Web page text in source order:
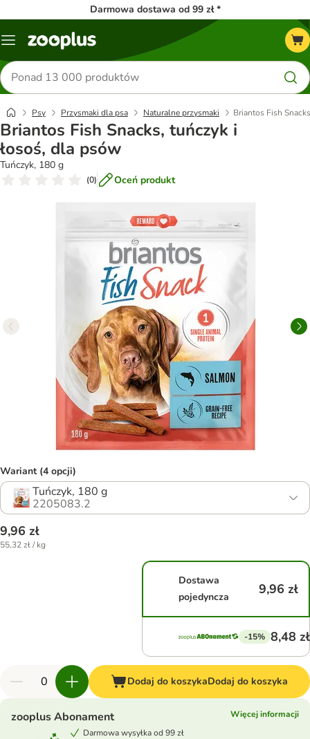
Darmowa dostawa od 99 zł *
Menu
Szukaj
produktów
Psy Przysmaki dla psa Naturalne przysmaki Briantos Fish
Briantos Fish Snacks, tuńczyk i
łosoś, dla psów
Tuńczyk, 180 g
(0) Oceń produkt
Wariant (4 opcji)
Tuńczyk, 180 g
2205083.2
9,96 zł
55,32 zł / kg
Dostawa
pojedyncza
9,96 zł
-15% 8,48 zł
Dodaj do koszykaDodaj do koszyka
zooplus Abonament
Więcej informacji
Darmowa wysyłka od 99 zł